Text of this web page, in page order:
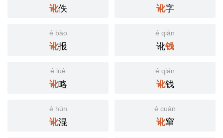
讹佚 讹字
é bào
讹报
é qián
讹钱
é lüè
讹略
é qián
讹钱
é hùn
讹混
é cuàn
讹窜